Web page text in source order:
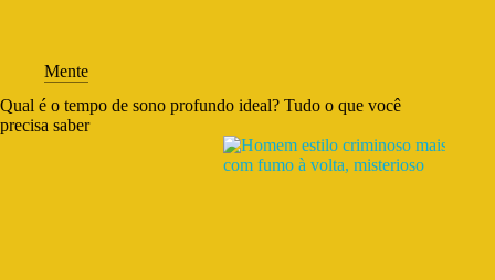
Mente
Qual é o tempo de sono profundo ideal? Tudo o que você
precisa saber